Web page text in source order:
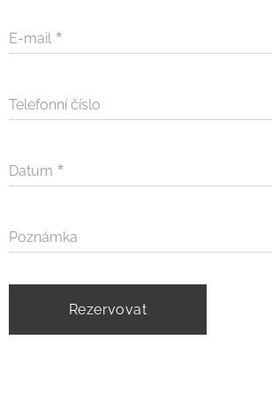
E-mail
Telefonní číslo
Datum
Poznámka
Rezervovat